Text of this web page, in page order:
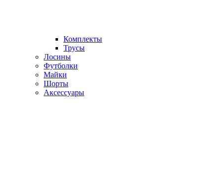
Комплекты
Трусы
Лосины
Футболки
Майки
Шорты
Аксессуары